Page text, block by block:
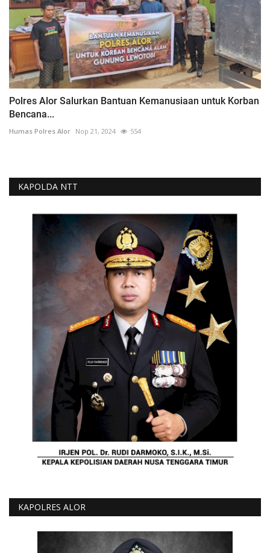
Polres Alor Salurkan Bantuan Kemanusiaan untuk Korban
Bencana...
Humas Polres Alor Nop 21, 2024 554
KAPOLDA NTT
KAPOLRES ALOR